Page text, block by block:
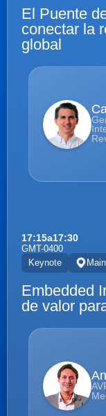
El Puente
conectar la
global
17:15a17:30
GMT-0400
Keynote
Embedded
de valor